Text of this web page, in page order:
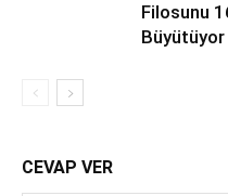
Filosunu
Büyütüyor
CEVAP VER